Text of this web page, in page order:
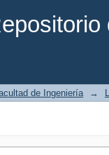
de Ingeniería →